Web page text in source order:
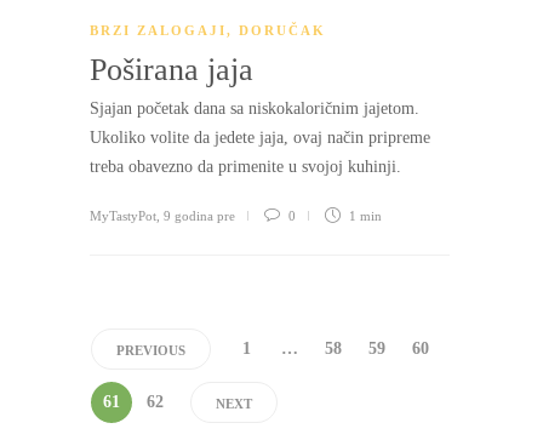
BRZI ZALOGAJI, DORUČAK
Poširana jaja
Sjajan početak dana sa niskokaloričnim jajetom.
Ukoliko volite da jedete jaja, ovaj način pripreme
treba obavezno da primenite u svojoj kuhinji.
MyTastyPot, 9 godina pre 0 1 min
PREVIOUS 1 … 58 59 60
61 62 NEXT